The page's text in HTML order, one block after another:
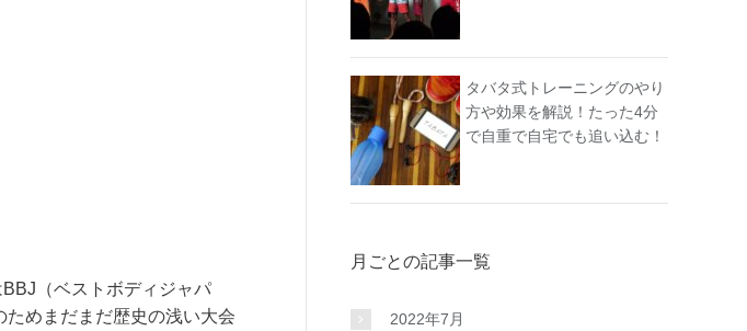
（ベストボディジャパ
めまだまだ歴史の浅い大会
タバタ式トレーニングのやり
方や効果を解説！たった4分
で自重で自宅でも追い込む！
月ごとの記事一覧
2022年7月